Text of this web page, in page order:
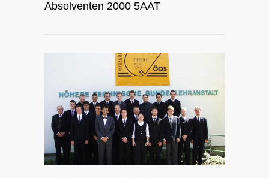
Absolventen 2000 5AAT